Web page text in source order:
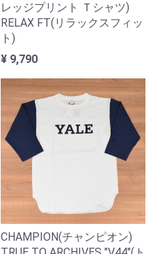
レッジプリント Ｔシャツ)
RELAX FT(リラックスフィッ
ト)
¥ 9,790
CHAMPION(チャンピオン)